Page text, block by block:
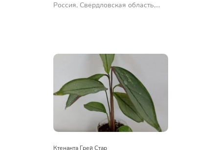
Россия, Свердловская область,
Ктенанта Грей Стар